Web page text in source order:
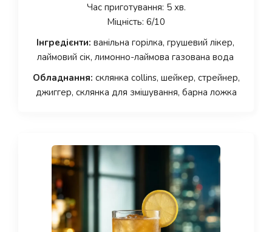
Час приготування: 5 хв.
Міцність: 6/10
Інгредієнти: ванільна горілка, грушевий лікер,
лаймовий сік, лимонно-лаймова газована вода
Обладнання: склянка collins, шейкер, стрейнер,
джиггер, склянка для змішування, барна ложка